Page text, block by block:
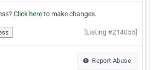
Click hereto make changes.
[Listing #214055]
Report Abuse